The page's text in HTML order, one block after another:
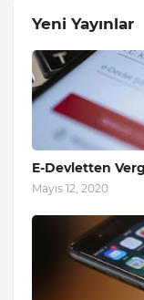
Yeni Yayınlar
E-Devletten
Mayıs 12, 2020